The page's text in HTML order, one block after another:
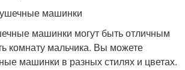
машинки
машинки могут быть отличным
комнату мальчика. Вы можете
машинки в разных стилях и цветах.